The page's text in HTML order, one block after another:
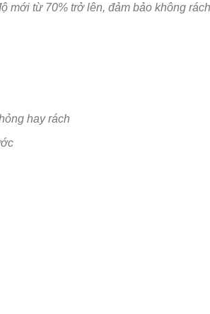
mới từ 70% trở lên, đảm bảo không
hay rách